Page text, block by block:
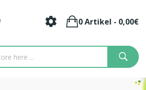
0 Artikel - 0,00€